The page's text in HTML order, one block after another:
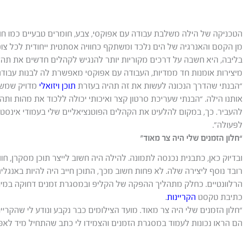
הטכניקה של הילה משלבת עבודה עם אפוקסי, צבע, חומרים טבעיים כמו
מן הקסם והאנרגיה של הים נלכד ומשתקף כחוויה אסתטית ייחודית לכל
בליבה, היא חשבה על דרכים מקוריות יותר להנגיש לקהלים חדשים את
מיצירות אומנות חד ממדיות, העבודה עם אפוקסי מאפשרת לה לבנות
“הבנתי שהדרך הנכונה לעשות את זה תהיה בעזרת תוכן ויזואלי מדויק
אותנו הילה. “הבנתי שעריכת סרטון קצר ואיכותי יכולה ללכוד את מהות
להעביר. כך, במקום להלעיט את הקהלים הפוטנציאליים שלי בעמודי
לפעולה”.
“חלון הזמנים שלי היה צר מאוד”
ובדיוק כאן, כתבנית נכנסה לתמונה. להילה היה חשוב לייצר תוכן מסקרן,
רובד נוסף ליצירה שלה. לא פחות חשוב מכך, התוכן חייב היה להיות
הרלוונטיים. כחלק מתהליך ההפקה של הקליפ ובמסגרת זמנים דחוקה
כתיבת טקסט הקריינות.
“חלון הזמנים שלי היה צר מאוד. מועד הצילומים כבר נקבע ונודע לי
הם הראו נכונות לעמוד במסגרת הזמנים והצמידו לי כתב שהתחיל מיד